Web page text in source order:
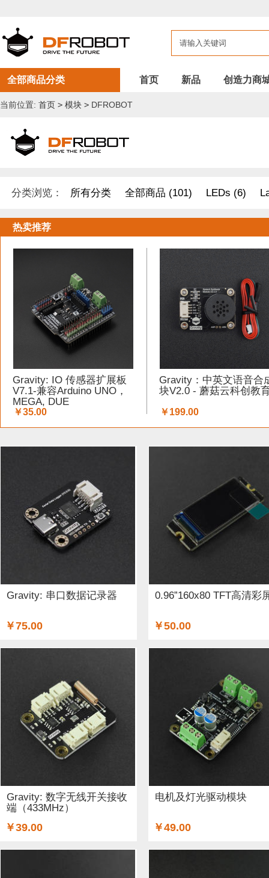
全部商品分类 首页 新品 创造力商
当前位置: 首页 > 模块 > DFROBOT
分类浏览： 所有分类 全部商品 (101) LEDs (6)
开发原型及配件 (1)
面包板/原型板 (12)
电缆&电线 (1) 温湿度传感器 (37) DF纪念
结构件 (12) 键盘 (5) 液体传感器 (17)
3G/4G/5G (1) IO 扩展板 (75)
电源模块 (19) 外壳&保护套 (9) 柔性传感器 (3) 电
加速度传感器 (32) LattePanda (1) 直流电机驱动器
其他传感器 (8) GPS (1) RFID (3) LCD (17) LED
行空板 (1) 编码器
电容 (1) 直流电机 (19) 电位计 (4) 锂电池 (2) 运
铜柱 (2) 太阳能 (3) 其他电子器件 (5) 其他线材 (15)
蓝牙 (4)
STEM/创客 教育 (9) 电子墨水 (2)
热卖推荐
Gravity: IO 传感器扩展板
V7.1-兼容Arduino UNO，
MEGA, DUE
￥35.00
Gravity：中英文语音合
块V2.0 - 蘑菇云科创教
￥199.00
Gravity: 串口数据记录器
￥75.00
0.96”160x80 TFT高清彩
￥50.00
Gravity: 数字无线开关接收
端（433MHz）
￥39.00
电机及灯光驱动模块
￥49.00